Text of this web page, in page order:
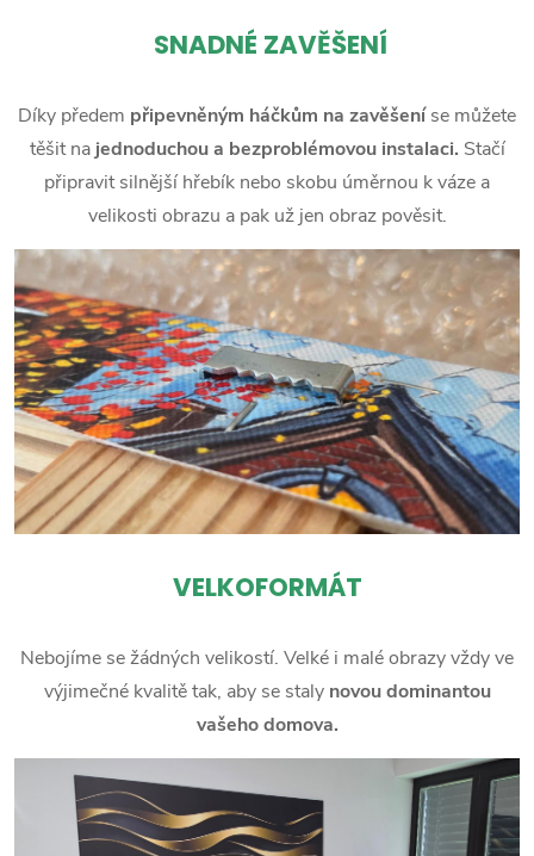
SNADNÉ ZAVĚŠENÍ
Díky předem připevněným háčkům na zavěšeníse můžete
těšit na jednoduchou a bezproblémovou instalaci. Stačí
připravit silnější hřebík nebo skobu úměrnou k váze a
velikosti obrazu a pak už jen obraz pověsit.
VELKOFORMÁT
Nebojíme se žádných velikostí. Velké i malé obrazy vždy ve
výjimečné kvalitě tak, aby se staly novou dominantou
vašeho domova.